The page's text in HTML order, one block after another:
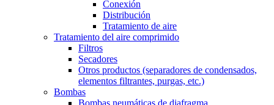
Conexión
Distribución
Tratamiento de aire
Tratamiento del aire comprimido
Filtros
Secadores
Otros productos (separadores de condensados,
elementos filtrantes, purgas, etc.)
Bombas